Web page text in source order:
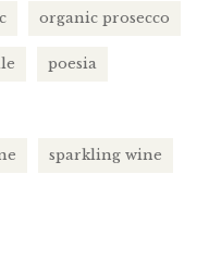
organic prosecco
poesia
sparkling wine